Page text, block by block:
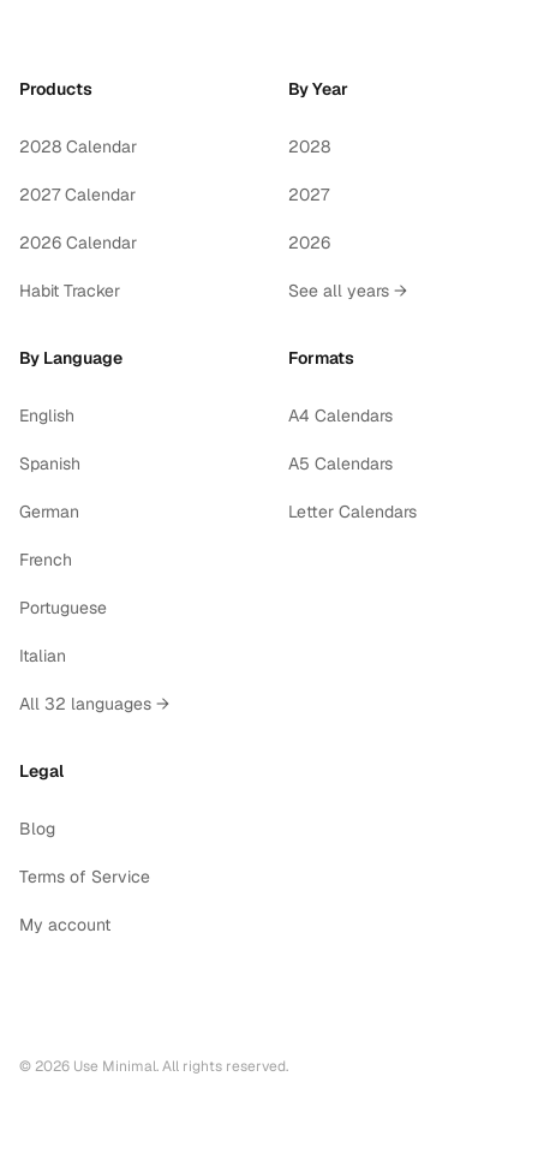
Products
2028 Calendar
2027 Calendar
2026 Calendar
Habit Tracker
By Year
2028
2027
2026
See all years →
By Language
English
Spanish
German
French
Portuguese
Italian
All 32 languages →
Formats
A4 Calendars
A5 Calendars
Letter Calendars
Legal
Blog
Terms of Service
My account
© 2026 Use Minimal. All rights reserved.